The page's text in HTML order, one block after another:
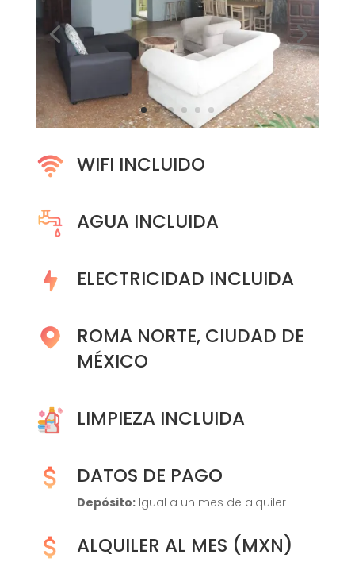
WIFI INCLUIDO
AGUA INCLUIDA
ELECTRICIDAD INCLUIDA
ROMA NORTE, CIUDAD DE
MÉXICO
LIMPIEZA INCLUIDA
DATOS DE PAGO
Depósito:Igual a un mes de alquiler
ALQUILER AL MES (MXN)